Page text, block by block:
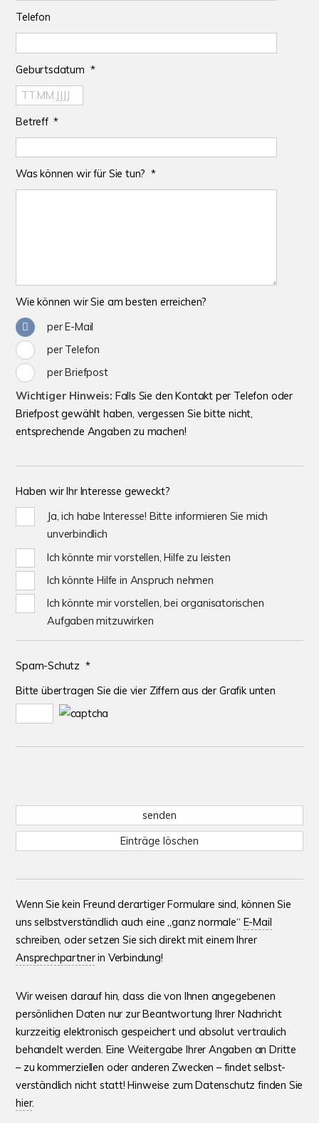
Telefon
Geburtsdatum *
Betreff *
Was können wir für Sie tun? *
Wie können wir Sie am besten erreichen?
per E-Mail
per Telefon
per Briefpost
Wichtiger Hinweis: Falls Sie den Kontakt per Telefon oder
Briefpost gewählt haben, vergessen Sie bitte nicht,
entsprechende Angaben zu machen!
Haben wir Ihr Interesse geweckt?
Ja, ich habe Interesse! Bitte informieren Sie mich
unverbindlich
Ich könnte mir vorstellen, Hilfe zu leisten
Ich könnte Hilfe in Anspruch nehmen
Ich könnte mir vorstellen, bei organisatorischen
Aufgaben mitzuwirken
Spam-Schutz *
Bitte übertragen Sie die vier Ziffern aus der Grafik unten
Wenn Sie kein Freund derartiger Formulare sind, können Sie
uns selbstverständlich auch eine „ganz normale“ E-Mail
schreiben, oder setzen Sie sich direkt mit einem Ihrer
Ansprechpartnerin Verbindung!
Wir weisen darauf hin, dass die von Ihnen ange­gebenen
persön­lichen Daten nur zur Beant­wortung Ihrer Nachricht
kurz­zeitig elektronisch gespeichert und absolut vertrau­lich
behandelt werden. Eine Weiter­gabe Ihrer Angaben an Dritte
– zu kommer­ziellen oder anderen Zwecken – findet selbst­
verständlich nicht statt! Hinweise zum Datenschutz finden Sie
hier.